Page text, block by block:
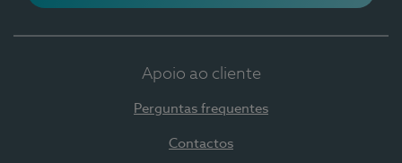
Apoio ao cliente
Perguntas frequentes
Contactos